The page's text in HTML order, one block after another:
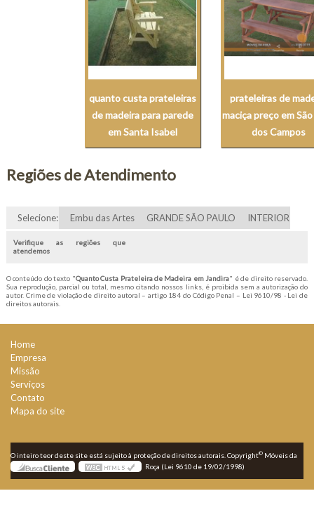
quanto custa prateleiras
de madeira para parede
em Santa Isabel
prateleiras de
maciça preço em
dos Campos
Regiões de Atendimento
Selecione: Embu das Artes GRANDE SÃO PAULO INTERIOR
Verifique as regiões que
atendemos
O conteúdo do texto "Quanto Custa Prateleira de Madeira em Jandira" é de direito reservado.
Sua reprodução, parcial ou total, mesmo citando nossos links, é proibida sem a autorização do
autor. Crime de violação de direito autoral – artigo 184 do Código Penal – Lei 9610/98 - Lei de
direitos autorais.
Home
Empresa
Missão
Serviços
Contato
Mapa do site
O inteiro teor deste site está sujeito à proteção de direitos autorais. Copyright© Móveis da
Roça (Lei 9610 de 19/02/1998)